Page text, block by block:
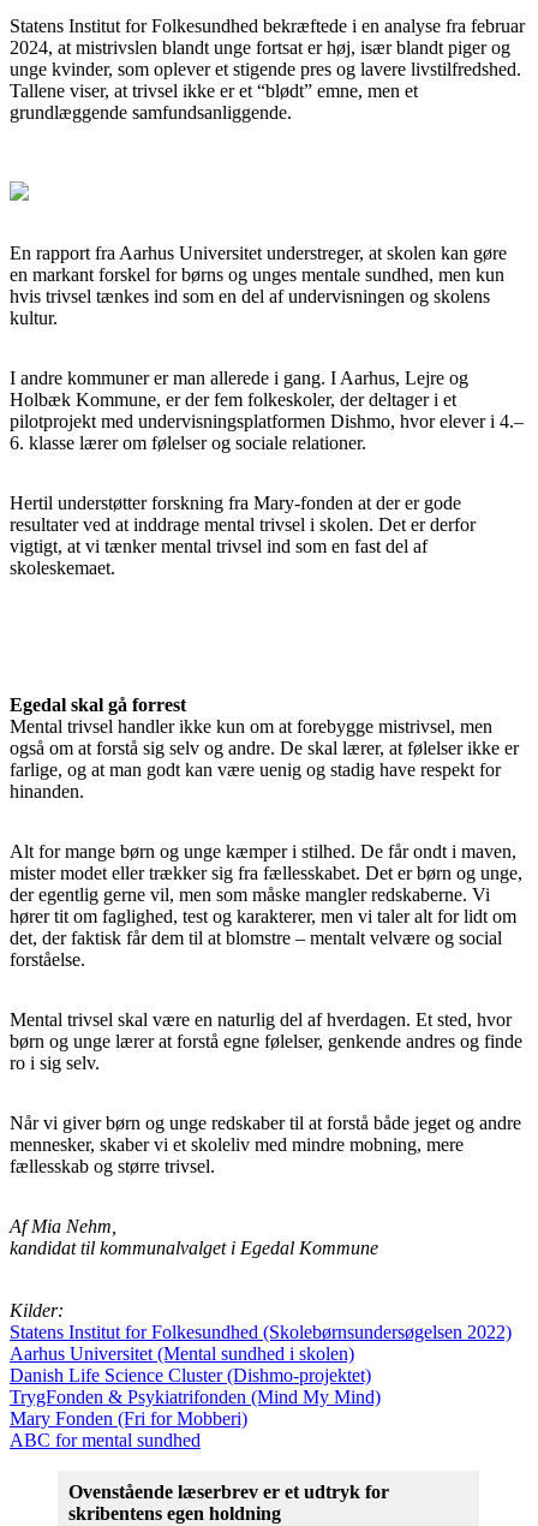
Statens Institut for Folkesundhed bekræftede i en analyse fra februar
2024, at mistrivslen blandt unge fortsat er høj, især blandt piger og
unge kvinder, som oplever et stigende pres og lavere livstilfredshed.
Tallene viser, at trivsel ikke er et “blødt” emne, men et
grundlæggende samfundsanliggende.
En rapport fra Aarhus Universitet understreger, at skolen kan gøre
en markant forskel for børns og unges mentale sundhed, men kun
hvis trivsel tænkes ind som en del af undervisningen og skolens
kultur.
I andre kommuner er man allerede i gang. I Aarhus, Lejre og
Holbæk Kommune, er der fem folkeskoler, der deltager i et
pilotprojekt med undervisningsplatformen Dishmo, hvor elever i 4.–
6. klasse lærer om følelser og sociale relationer.
Hertil understøtter forskning fra Mary-fonden at der er gode
resultater ved at inddrage mental trivsel i skolen. Det er derfor
vigtigt, at vi tænker mental trivsel ind som en fast del af
skoleskemaet.
Egedal skal gå forrest
Mental trivsel handler ikke kun om at forebygge mistrivsel, men
også om at forstå sig selv og andre. De skal lærer, at følelser ikke er
farlige, og at man godt kan være uenig og stadig have respekt for
hinanden.
Alt for mange børn og unge kæmper i stilhed. De får ondt i maven,
mister modet eller trækker sig fra fællesskabet. Det er børn og unge,
der egentlig gerne vil, men som måske mangler redskaberne. Vi
hører tit om faglighed, test og karakterer, men vi taler alt for lidt om
det, der faktisk får dem til at blomstre – mentalt velvære og social
forståelse.
Mental trivsel skal være en naturlig del af hverdagen. Et sted, hvor
børn og unge lærer at forstå egne følelser, genkende andres og finde
ro i sig selv.
Når vi giver børn og unge redskaber til at forstå både jeget og andre
mennesker, skaber vi et skoleliv med mindre mobning, mere
fællesskab og større trivsel.
Af Mia Nehm,
kandidat til kommunalvalget i Egedal Kommune
Kilder:
Statens Institut for Folkesundhed (Skolebørnsundersøgelsen 2022)
Aarhus Universitet (Mental sundhed i skolen)
Danish Life Science Cluster (Dishmo-projektet)
TrygFonden & Psykiatrifonden (Mind My Mind)
Mary Fonden (Fri for Mobberi)
ABC for mental sundhed
Ovenstående læserbrev er et udtryk for
skribentens egen holdning